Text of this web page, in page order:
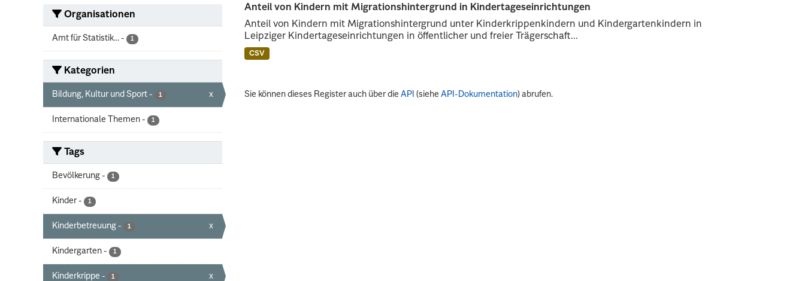
Organisationen
Amt für Statistik... - 1
Kategorien
Bildung, Kultur und Sport - 1 x
Internationale Themen - 1
Tags
Bevölkerung - 1
Kinder - 1
Kinderbetreuung - 1 x
Kindergarten - 1
Kinderkrippe - 1 x
Anteil von Kindern mit Migrationshintergrund in Kindertageseinrichtungen
Anteil von Kindern mit Migrationshintergrund unter Kinderkrippenkindern und Kindergartenkindern in
Leipziger Kindertageseinrichtungen in öffentlicher und freier Trägerschaft...
CSV
Sie können dieses Register auch über dieAPI (sieheAPI-Dokumentation) abrufen.